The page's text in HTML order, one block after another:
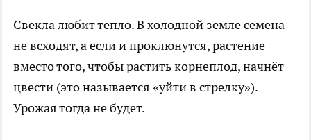
Свекла любит тепло. В холодной земле семена
не всходят, а если и проклюнутся, растение
вместо того, чтобы растить корнеплод, начнёт
цвести (это называется «уйти в стрелку»).
Урожая тогда не будет.